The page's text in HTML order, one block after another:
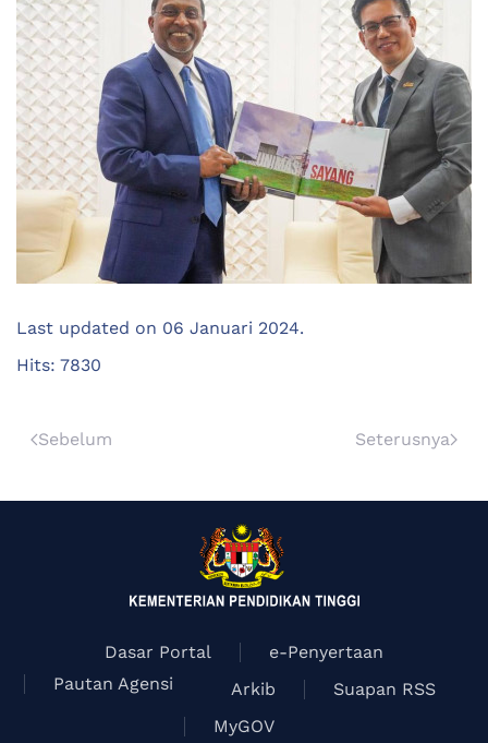
Last updated on 06 Januari 2024.
Hits: 7830
Sebelum Seterusnya
Dasar Portal
e-Penyertaan
Pautan Agensi
Arkib
Suapan RSS
MyGOV